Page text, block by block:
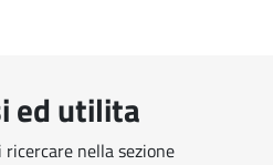
ed utilita
nella sezione